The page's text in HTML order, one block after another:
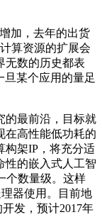
加，去年的出货
算资源的扩展会
无数的历史都表
旦某个应用的量足
最前沿，目标就
在高性能低功耗的
构架IP，将充分适
性的嵌入式人工智
个数量级。这样
器使用。目前地
发，预计2017年